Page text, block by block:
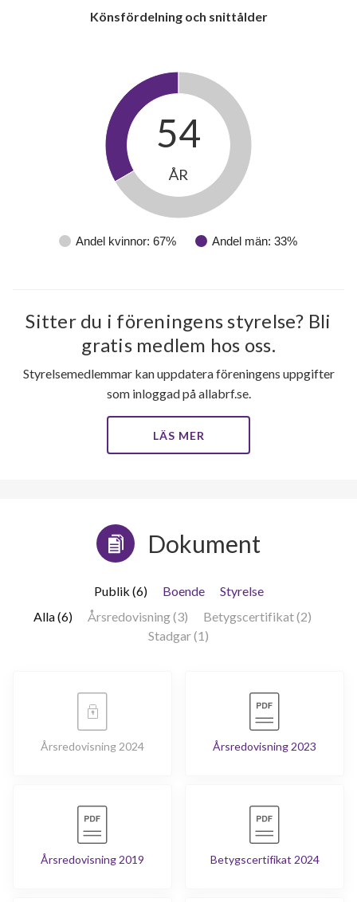
Könsfördelning och snittålder
Andel kvinnor: 67% Andel män: 33%
54
ÅR
Sitter du i föreningens styrelse? Bli
gratis medlem hos oss.
Styrelsemedlemmar kan uppdatera föreningens uppgifter
som inloggad på allabrf.se.
LÄS MER
Dokument
Publik (6) Boende
Styrelse
Alla (6)
Årsredovisning (3)
Betygscertifikat (2)
Stadgar (1)
Årsredovisning 2024 Årsredovisning 2023
Årsredovisning 2019 Betygscertifikat 2024